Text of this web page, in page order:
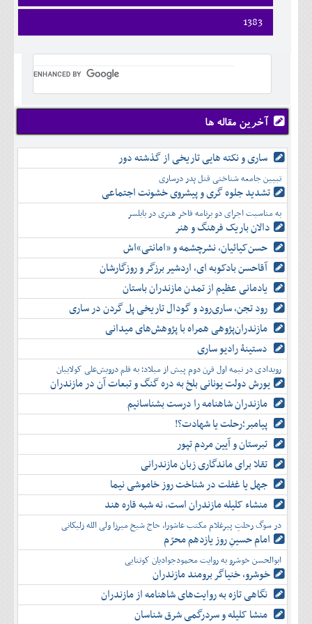
اسفند
دی
بهمن
آبان
آذر
دی
بهمن
شهريور
مهر
آبان
آذر
تير
مرداد
شهريور
مهر
دی
بهمن
اسفند
ارديبهشت
خرداد
تير
مرداد
آبان
آذر
دی
بهمن
اسفند
فروردين
ارديبهشت
خرداد
شهريور
مهر
آبان
آذر
دی
بهمن
اسفند
1383
فروردين
تير
مرداد
شهريور
مهر
آبان
آذر
دی
بهمن
اسفند
آخرین مقاله ها
ساری و نکته هایی تاریخی از گذشته دور
تبیین جامعه شناختی قتل پدر درساری
تشدید جلوه‌ گری و پیشروی خشونت اجتماعی
به مناسبت اجرای دو برنامه فاخر هنری در بابلسر
دالان باریک فرهنگ و هنر
حسن‌کیائیان، نشرچشمه و «امانتی»اش
آقاحسن بادکوبه ای، اردشیر برزگر و روزگارشان
یادمانی عظیم از تمدن مازندران باستان
رود تجن، ساری‌رود و گودال تاریخی پل گردن در ساری
مازندران‌پژوهی همراه با پژوهش‌های میدانی
دستینۀ رادیو ساری
رویدادی در نیمه اول قرن دوم پیش از میلاد؛ به قلم درویش‌علی کولاییان
یورش دولت یونانی بلخ به دره گنگ و تبعات آن در مازندران
مازندران شاهنامه را درست بشناسانیم
پیامبر؛رحلت یا شهادت؟!
تبرستان و آیین مردم تپور
تقلا برای ماندگاری زبان مازندرانی
جهل یا غفلت در شناخت روز خاموشی نیما
منشاء کلیله مازندران است، نه شبه قاره هند
در سوگ رحلتِ پیرغلام مکتب عاشورا، حاج شیخ میرزا ولی الله زلیکانی
امام حسینِ روز یازدهم محرّم
ابوالحسن خوشرو به روایت محمودجوادیان کوتنایی
خوشرو، خنياگر برومند مازندران
نگاهی تازه به روایت‌های شاهنامه از مازندران
منشا کلیله و سردرگمی شرق شناسان